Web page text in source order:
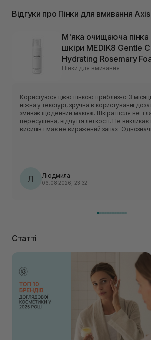
Відгуки про Пінки для вмивання
М'яка очищаюча пінка
шкіри MEDIK8 Gentle
Hydrating Rosemary
Пінки для вмивання
Користуюся цією пінкою приблизно 3
ніжна у текстурі, зручна в користуванні
змиває щоденний макіяж. Шкіра після неї
пересушена, відчуття легкості. Не
висипів і має не виражений запах.
Л Людмила
06.08.2026, 23:32
Статті